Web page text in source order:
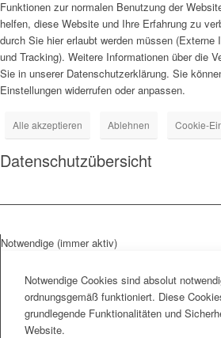
Funktionen zur normalen Benutzung der
helfen, diese Website und Ihre Erfahrung zu
durch Sie hier erlaubt werden müssen
und Tracking). Weitere Informationen über die
Sie in unserer Datenschutzerklärung. Sie
Einstellungen widerrufen oder anpassen.
Alle akzeptieren Ablehnen Cookie-
Datenschutzübersicht
Notwendige (immer aktiv)
Notwendige Cookies sind absolut
ordnungsgemäß funktioniert. Diese
grundlegende Funktionalitäten und
Website.